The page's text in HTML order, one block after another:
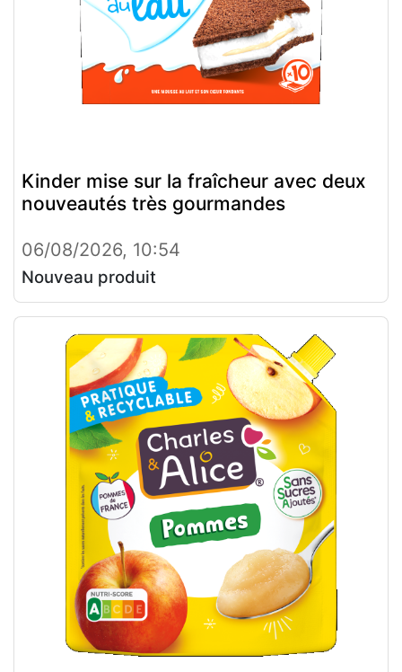
Kinder mise sur la fraîcheur avec deux
nouveautés très gourmandes
06/08/2026, 10:54
Nouveau produit